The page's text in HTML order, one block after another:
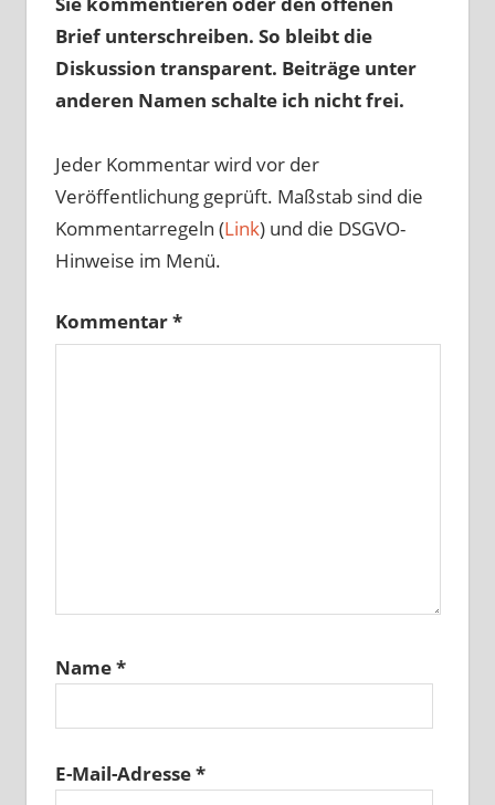
Brief unterschreiben. So bleibt die
Diskussion transparent. Beiträge unter
anderen Namen schalte ich nicht frei.
Jeder Kommentar wird vor der
Veröffentlichung geprüft. Maßstab sind die
Kommentarregeln (Link) und die DSGVO-
Hinweise im Menü.
Kommentar*
Name*
E-Mail-Adresse*